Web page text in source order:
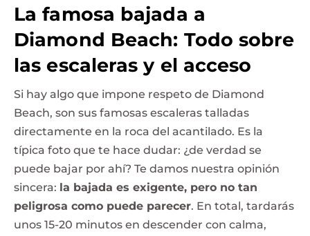
La famosa bajada a
Diamond Beach: Todo sobre
las escaleras y el acceso
Si hay algo que impone respeto de Diamond
Beach, son sus famosas escaleras talladas
directamente en la roca del acantilado. Es la
típica foto que te hace dudar: ¿de verdad se
puede bajar por ahí? Te damos nuestra opinión
sincera: la bajada es exigente, pero no tan
peligrosa como puede parecer. En total, tardarás
unos 15-20 minutos en descender con calma,